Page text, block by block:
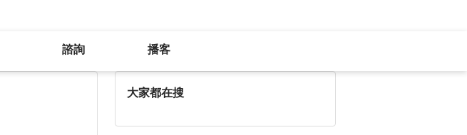
諮詢 播客
大家都在搜